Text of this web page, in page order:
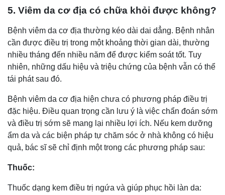
5. Viêm da cơ địa có chữa khỏi được không?
Bệnh viêm da cơ địa thường kéo dài dai dẳng. Bệnh nhân
cần được điều trị trong một khoảng thời gian dài, thường
nhiều tháng đến nhiều năm để được kiểm soát tốt. Tuy
nhiên, những dấu hiệu và triệu chứng của bệnh vẫn có thể
tái phát sau đó.
Bệnh viêm da cơ địa hiện chưa có phương pháp điều trị
đặc hiệu. Điều quan trọng cần lưu ý là việc chẩn đoán sớm
và điều trị sớm sẽ mang lại nhiều lợi ích. Nếu kem dưỡng
ẩm da và các biện pháp tự chăm sóc ở nhà không có hiệu
quả, bác sĩ sẽ chỉ định một trong các phương pháp sau:
Thuốc:
Thuốc dạng kem điều trị ngứa và giúp phục hồi làn da: